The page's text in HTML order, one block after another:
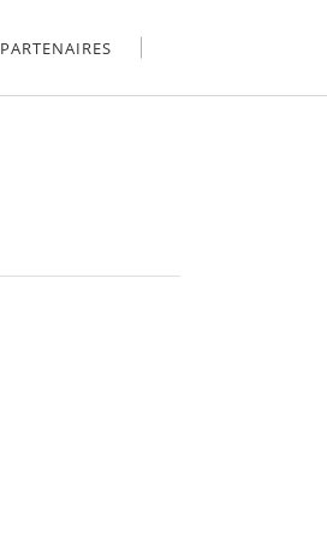
PARTENAIRES